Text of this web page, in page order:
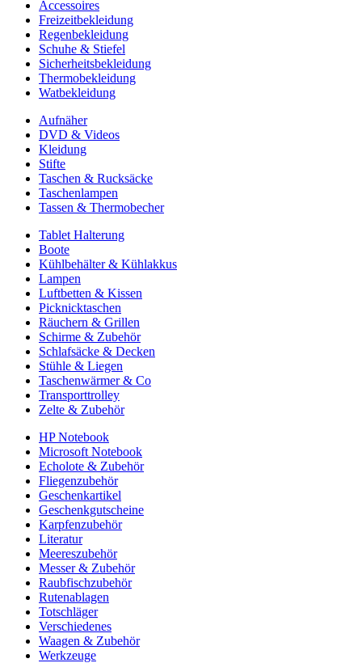
Accessoires
Freizeitbekleidung
Regenbekleidung
Schuhe & Stiefel
Sicherheitsbekleidung
Thermobekleidung
Watbekleidung
Aufnäher
DVD & Videos
Kleidung
Stifte
Taschen & Rucksäcke
Taschenlampen
Tassen & Thermobecher
Tablet Halterung
Boote
Kühlbehälter & Kühlakkus
Lampen
Luftbetten & Kissen
Picknicktaschen
Räuchern & Grillen
Schirme & Zubehör
Schlafsäcke & Decken
Stühle & Liegen
Taschenwärmer & Co
Transporttrolley
Zelte & Zubehör
HP Notebook
Microsoft Notebook
Echolote & Zubehör
Fliegenzubehör
Geschenkartikel
Geschenkgutscheine
Karpfenzubehör
Literatur
Meereszubehör
Messer & Zubehör
Raubfischzubehör
Rutenablagen
Totschläger
Verschiedenes
Waagen & Zubehör
Werkzeuge